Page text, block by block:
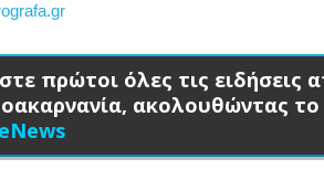
πρώτοι όλες τις ειδήσεις
ακολουθώντας το